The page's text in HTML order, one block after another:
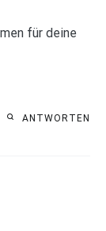
für deine
ANTWORTEN